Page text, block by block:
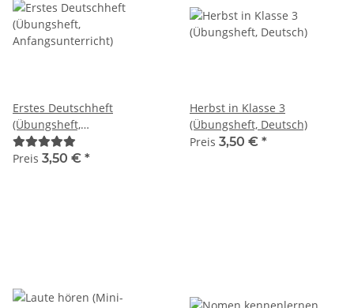
Erstes Deutschheft
(Übungsheft,
Anfangsunterricht)
Preis 3,50 € *
Herbst in Klasse 3
(Übungsheft, Deutsch)
Preis 3,50 € *